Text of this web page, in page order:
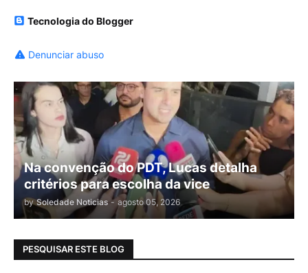
Tecnologia do Blogger
Denunciar abuso
Na convenção do PDT, Lucas detalha
critérios para escolha da vice
by Soledade Noticias - agosto 05, 2026
PESQUISAR ESTE BLOG